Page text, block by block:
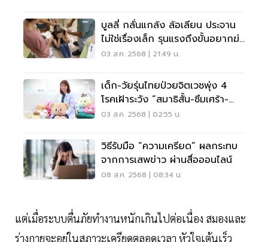
บูลลี่ กลั่นแกล้ง ล้อเลียน ประจาน
ไม่ใช่เรื่องเล็ก รุนแรงถึงขั้นอยากฆ่า
ตัวตาย
03 ส.ค. 2568 | 21:49 น.
เด็ก-วัยรุ่นไทยป่วยจิตเวชพุ่ง 4
โรคเฝ้าระวัง “สมาธิสั้น-ซึมเศร้า-
วิตกกังวล-ใช้สารเสพติด”
03 ส.ค. 2568 | 02:55 น.
วิธีรับมือ “ความเครียด” ผลกระทบ
จากการเสพข่าว ผ่านสื่อออนไลน์
08 ส.ค. 2568 | 08:34 น.
แต่เมื่อระบบตื่นภัยทำงานหนักเกินไปต่อเนื่อง สมองและ
ร่างกายจะอยู่ในสภาวะเครียดตลอดเวลา หัวใจเต้นเร็ว